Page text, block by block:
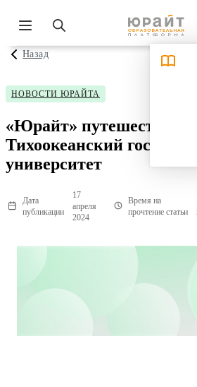
Назад
НОВОСТИ ЮРАЙТА
«Юрайт» путешествует:
Тихоокеанский
университет
Дата
публикации
17
апреля
2024
Время на
прочтение статьи